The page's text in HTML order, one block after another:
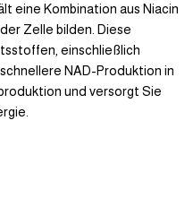
eine Kombination aus Niacin
Zelle bilden. Diese
einschließlich
NAD-Produktion in
und versorgt Sie